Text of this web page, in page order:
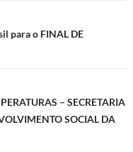
para o FINAL DE
– SECRETARIA
SOCIAL DA